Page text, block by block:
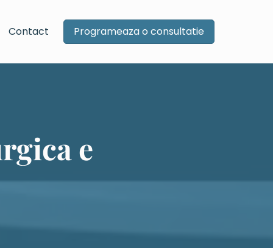
Contact Programeaza o consultatie
e